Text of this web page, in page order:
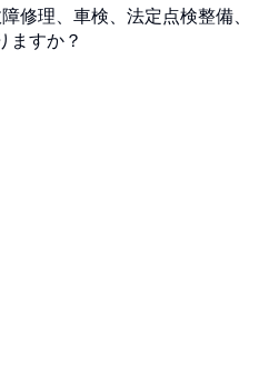
修理、車検、法定点検整備、
ますか？